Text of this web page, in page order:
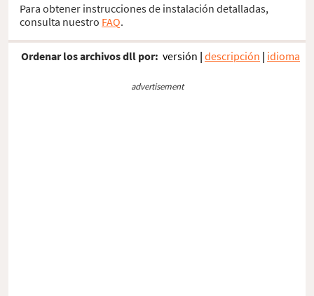
Para obtener instrucciones de instalación detalladas,
consulta nuestro FAQ.
Ordenar los archivos dll por: versión | descripción | idioma
advertisement